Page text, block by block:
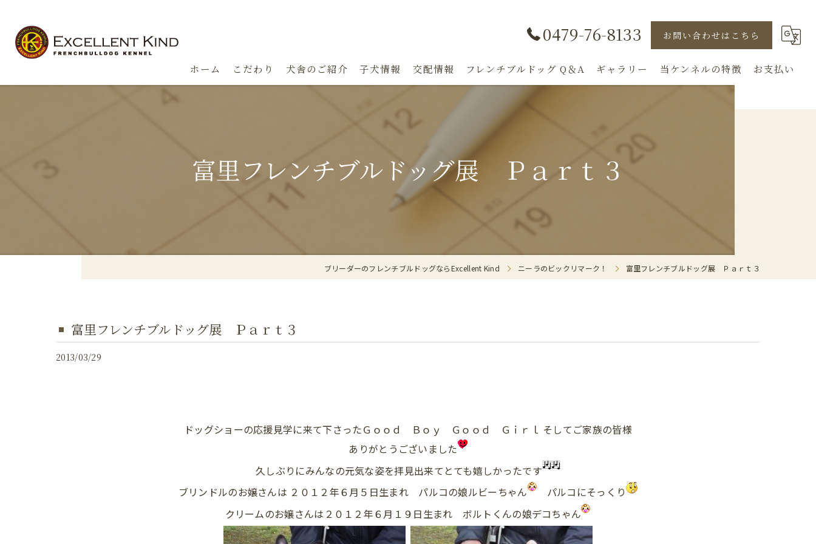
0479-76-8133 お問い合わせはこちら
ホーム こだわり 犬舎のご紹介 子犬情報 交配情報 フレンチブルドッグ Q＆A ギャラリー 当ケンネルの特徴 お支払い
富里フレンチブルドッグ展 Ｐａｒｔ３
ブリーダーのフレンチブルドッグならExcellent Kind ニーラのビックリマーク！ 富里フレンチブルドッグ展 Ｐａｒｔ３
富里フレンチブルドッグ展 Ｐａｒｔ３
2013/03/29
ドッグショーの応援見学に来て下さったＧｏｏｄ Ｂｏｙ Ｇｏｏｄ Ｇｉｒｌ そしてご家族の皆様
ありがとうございました
久しぶりにみんなの元気な姿を拝見出来てとても嬉しかったです
ブリンドルのお嬢さんは ２０１２年６月５日生まれ パルコの娘ルビーちゃん
パルコにそっくり
クリームのお嬢さんは２０１２年６月１９日生まれ ボルトくんの娘デコちゃん